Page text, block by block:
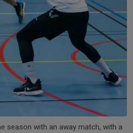
season with an away match, with a